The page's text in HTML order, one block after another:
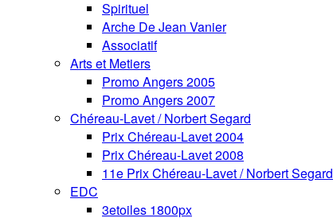
Spirituel
Arche De Jean Vanier
Associatif
Arts et Metiers
Promo Angers 2005
Promo Angers 2007
Chéreau-Lavet / Norbert Segard
Prix Chéreau-Lavet 2004
Prix Chéreau-Lavet 2008
11e Prix Chéreau-Lavet / Norbert Segard
EDC
3etoiles 1800px